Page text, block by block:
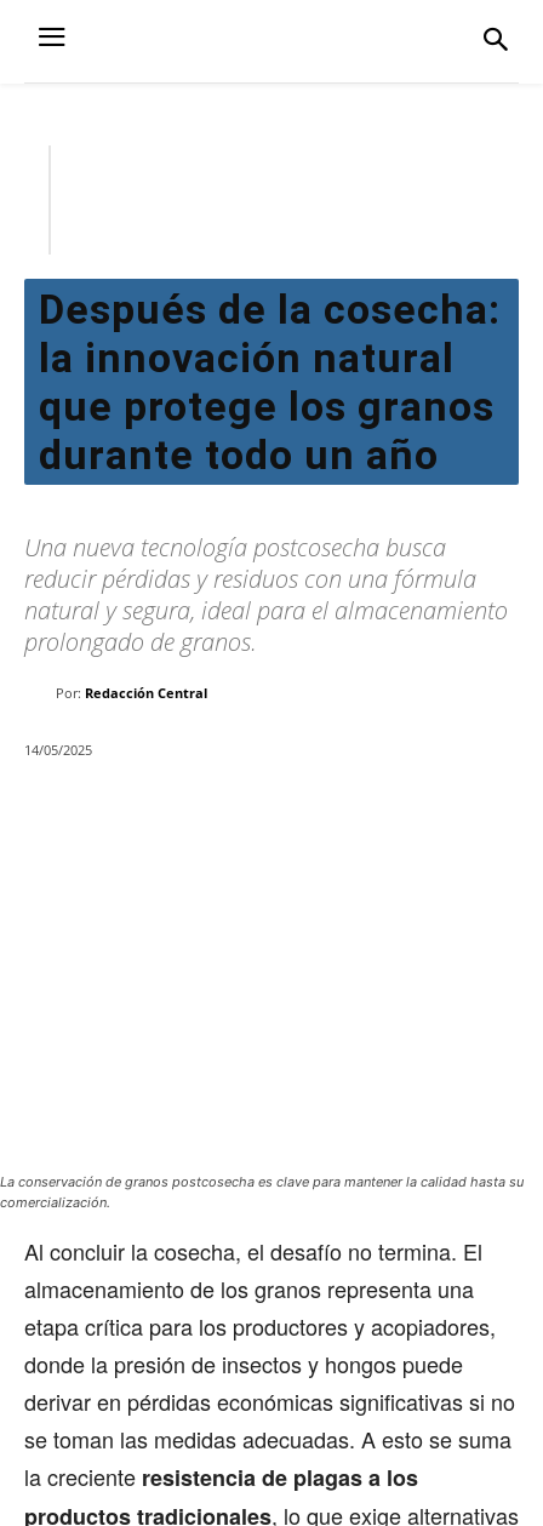
Después de la cosecha:
la innovación natural
que protege los granos
durante todo un año
Una nueva tecnología postcosecha busca
reducir pérdidas y residuos con una fórmula
natural y segura, ideal para el almacenamiento
prolongado de granos.
Por: Redacción Central
14/05/2025
La conservación de granos postcosecha es clave para mantener la calidad hasta su
comercialización.
Al concluir la cosecha, el desafío no termina. El
almacenamiento de los granos representa una
etapa crítica para los productores y acopiadores,
donde la presión de insectos y hongos puede
derivar en pérdidas económicas significativas si no
se toman las medidas adecuadas. A esto se suma
la creciente resistencia de plagas a los
productos tradicionales, lo que exige alternativas